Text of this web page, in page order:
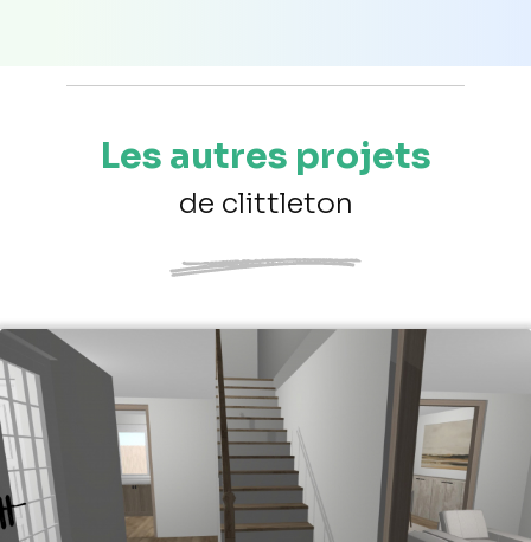
Les autres projets
de clittleton